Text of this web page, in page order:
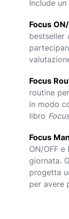
Include
Focus
bestseller
Focus
routine
in modo
libro
Focus
ON/OFF e
giornata.
progetta
per avere